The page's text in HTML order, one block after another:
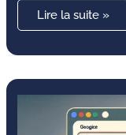
Lire la suite »
Comment
choisir
catégorie